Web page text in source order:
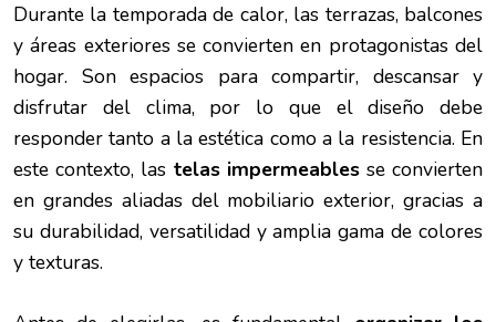
Durante la temporada de calor, las terrazas, balcones
y áreas exteriores se convierten en protagonistas del
hogar. Son espacios para compartir, descansar y
disfrutar del clima, por lo que el diseño debe
responder tanto a la estética como a la resistencia. En
este contexto, las telas impermeablesse convierten
en grandes aliadas del mobiliario exterior, gracias a
su durabilidad, versatilidad y amplia gama de colores
y texturas.